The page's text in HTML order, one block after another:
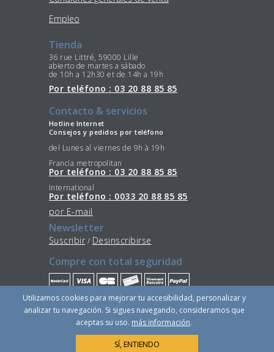
Empleo
Tienda
36 rue Littré, 59000 Lille
abierto de martes a sábado
de 10h a 12h30 et de 14h a 19h
Por teléfono : 03 20 88 85 85
Contacto & servicios
Hotline Internet
Consejos y pedidos por teléfono
del Lunes al viernes de 9h à 19h
Francia metropolitan
Por teléfono : 03 20 88 85 85
International
Por teléfono : 0033 20 88 85 85
por E-mail
Newsletter
Suscribir / Desinscribirse
Compre con total seguridad
Quédese conectado
Utilizamos cookies para mejorar tu accesibilidad, personalizar y
analizar tu navegación. Si sigues navegando, consideramos que
aceptas su uso. más información.
SÍ, ENTIENDO